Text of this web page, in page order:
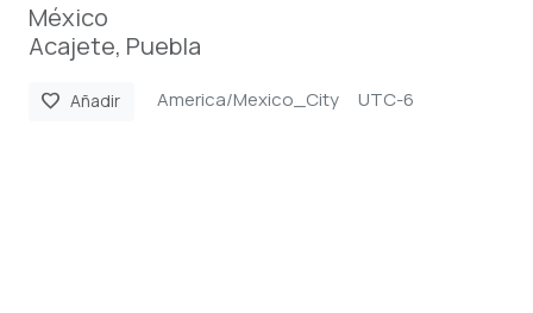
México
Acajete, Puebla
favorite Añadir America/Mexico_City UTC-6